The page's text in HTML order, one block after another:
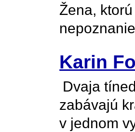
Žena,
Karin
Dvaja
zabávajú
v jednom